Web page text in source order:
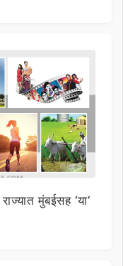
मुंबईसह ‘या’